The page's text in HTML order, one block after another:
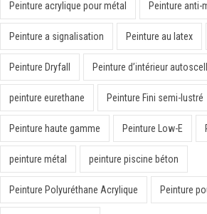
Peinture acrylique pour métal Peinture anti-
Peinture a signalisation Peinture au latex
Peinture Dryfall Peinture d’intérieur
peinture eurethane Peinture Fini semi-lustré
Peinture haute gamme Peinture Low-E
peinture métal peinture piscine béton
Peinture Polyuréthane Acrylique Peinture